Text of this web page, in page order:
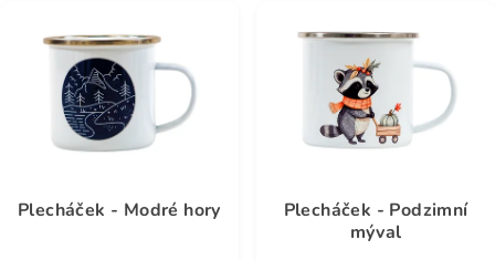
Plecháček - Modré hory
Plecháček - Podzimní
mýval